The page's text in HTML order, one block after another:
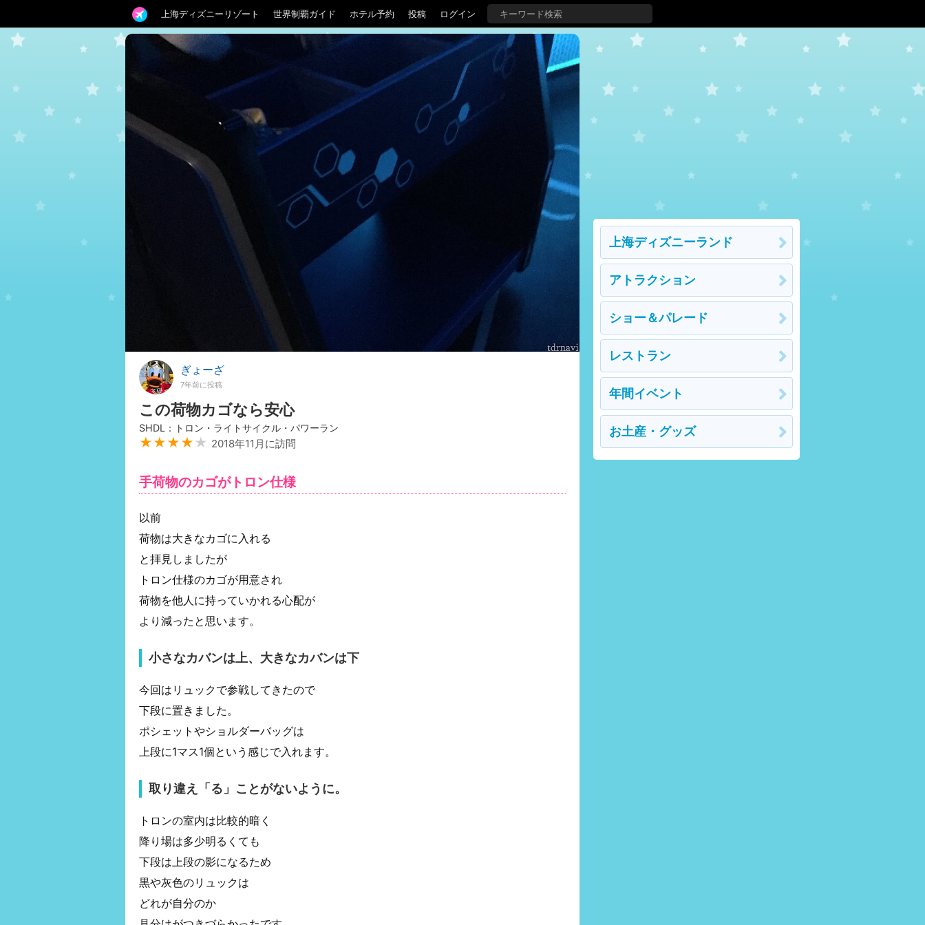
上海ディズニーリゾート 世界制覇ガイド ホテル予約 投稿 ログイン
ぎょーざ
7年前に投稿
この荷物カゴなら安心
SHDL：トロン・ライトサイクル・パワーラン
★★★★ ★ 2018年11月に訪問
手荷物のカゴがトロン仕様
以前
荷物は大きなカゴに入れる
と拝見しましたが
トロン仕様のカゴが用意され
荷物を他人に持っていかれる心配が
より減ったと思います。
小さなカバンは上、大きなカバンは下
今回はリュックで参戦してきたので
下段に置きました。
ポシェットやショルダーバッグは
上段に1マス1個という感じで入れます。
取り違え「る」ことがないように。
トロンの室内は比較的暗く
降り場は多少明るくても
下段は上段の影になるため
黒や灰色のリュックは
どれが自分のか
上海ディズニーランド
アトラクション
ショー＆パレード
レストラン
年間イベント
お土産・グッズ